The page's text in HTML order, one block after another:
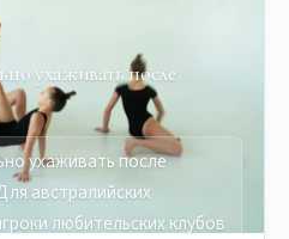
ухаживать после
ухаживать после
австралийских
любительских клубов